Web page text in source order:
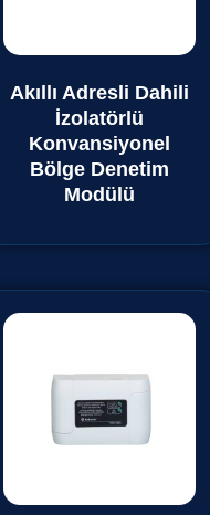
Akıllı Adresli Dahili
İzolatörlü
Konvansiyonel
Bölge Denetim
Modülü